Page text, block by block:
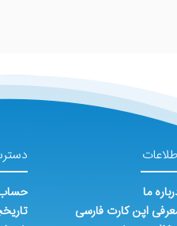
ما
اپن کارت فارسی